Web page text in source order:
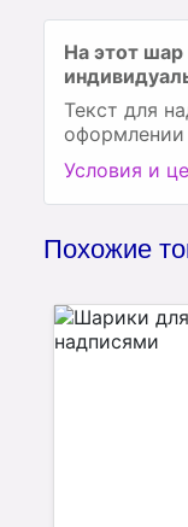
На этот
Текст для
оформлении
Условия и
Похожие